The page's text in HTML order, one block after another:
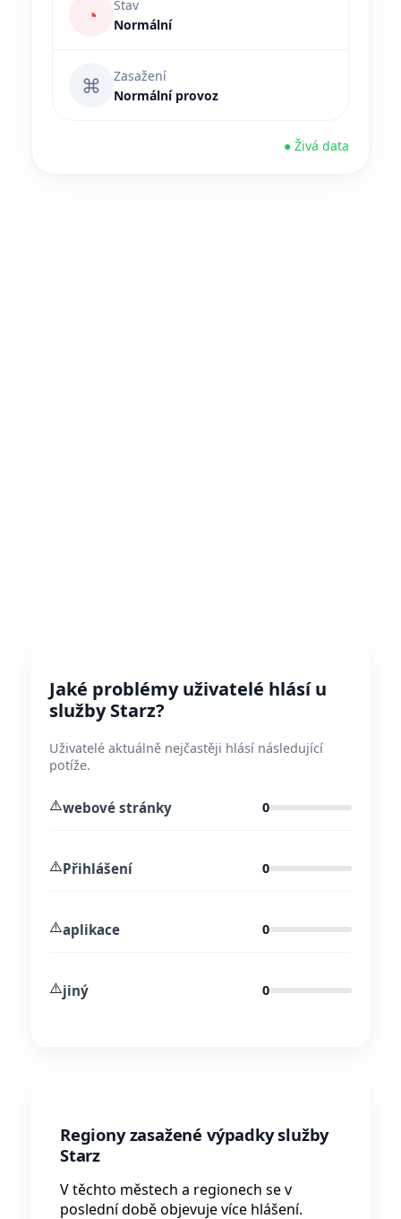
◔
Stav
Normální
⌘
Zasažení
Normální provoz
● Živá data
Jaké problémy uživatelé hlásí u
služby Starz?
Uživatelé aktuálně nejčastěji hlásí následující
potíže.
⚠️webové stránky 0
⚠️Přihlášení 0
⚠️aplikace 0
⚠️jiný 0
Regiony zasažené výpadky služby
Starz
V těchto městech a regionech se v
poslední době objevuje více hlášení.